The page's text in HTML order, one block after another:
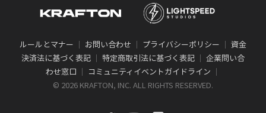
ルールとマナー ｜ お問い合わせ ｜ プライバシーポリシー ｜ 資金
決済法に基づく表記 ｜ 特定商取引法に基づく表記 ｜ 企業問い合
わせ窓口 ｜ コミュニティイベントガイドライン ｜
© 2026 KRAFTON, INC. ALL RIGHTS RESERVED.